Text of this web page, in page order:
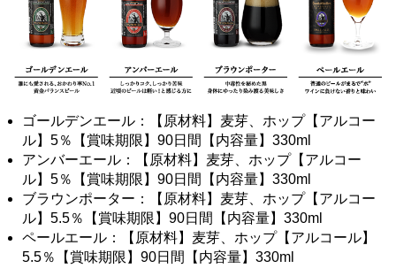
ゴールデンエール：【原材料】麦芽、ホップ【アルコー
ル】5％【賞味期限】90日間【内容量】330ml
アンバーエール：【原材料】麦芽、ホップ【アルコー
ル】5％【賞味期限】90日間【内容量】330ml
ブラウンポーター：【原材料】麦芽、ホップ【アルコー
ル】5.5％【賞味期限】90日間【内容量】330ml
ペールエール：【原材料】麦芽、ホップ【アルコール】
5.5％【賞味期限】90日間【内容量】330ml